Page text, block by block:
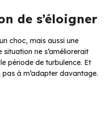
de s’éloigner
choc, mais aussi une
ne s’améliorerait
période de turbulence. Et
pas à m’adapter davantage.